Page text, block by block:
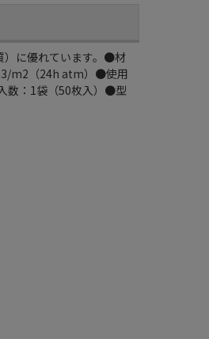
）に優れています。●材
m2（24h atm）●使用
：1袋（50枚入）●型